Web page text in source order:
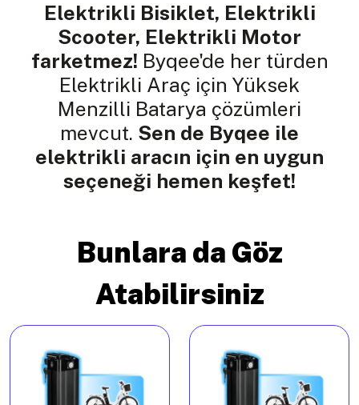
Elektrikli Bisiklet, Elektrikli
Scooter, Elektrikli Motor
farketmez! Byqee'de her türden
Elektrikli Araç için Yüksek
Menzilli Batarya çözümleri
mevcut. Sen de Byqee ile
elektrikli aracın için en uygun
seçeneği hemen keşfet!
Bunlara da Göz
Atabilirsiniz